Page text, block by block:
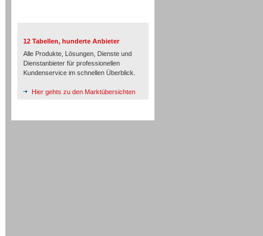
12 Tabellen, hunderte Anbieter
Alle Produkte, Lösungen, Dienste und
Dienstanbieter für professionellen
Kundenservice im schnellen Überblick.
Hier gehts zu den Marktübersichten